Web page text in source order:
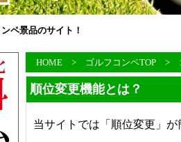
ペ景品のサイト！
HOME > ゴルフコンペTOP >
順位変更機能とは？
当サイトでは「順位変更」が